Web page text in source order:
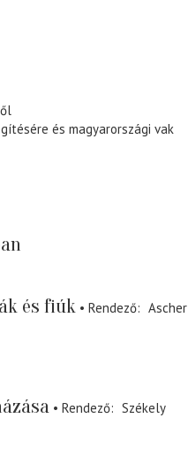
és magyarországi vak
és fiúk Rendező
Ascher
Rendező
Székely